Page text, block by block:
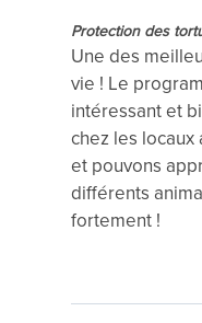
Protection des
Une des
vie ! Le
intéressant et
chez les locaux
et pouvons
différents
fortement !